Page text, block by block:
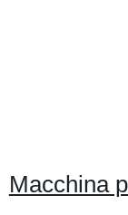
Macchina